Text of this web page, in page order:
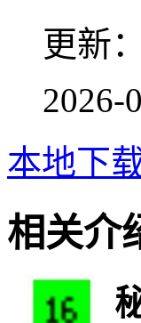
更新：
2026-
本地下
相关介